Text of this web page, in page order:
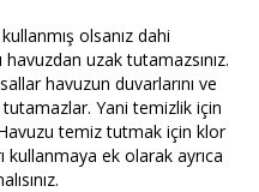
olsanız dahi
uzak tutamazsınız.
havuzun duvarlarını ve
tutamazlar. Yani temizlik için
temiz tutmak için klor
kullanmaya ek olarak ayrıca